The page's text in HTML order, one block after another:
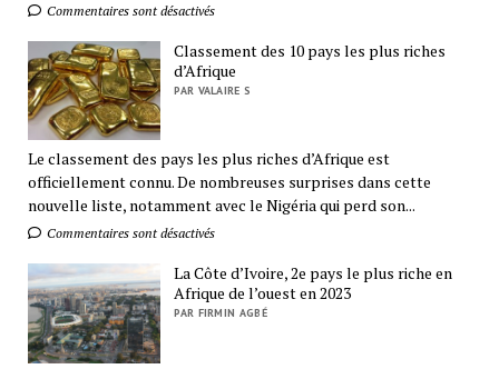
Commentaires sont désactivés
Classement des 10 pays les plus riches
d’Afrique
PAR VALAIRE S
Le classement des pays les plus riches d’Afrique est
officiellement connu. De nombreuses surprises dans cette
nouvelle liste, notamment avec le Nigéria qui perd son...
Commentaires sont désactivés
La Côte d’Ivoire, 2e pays le plus riche en
Afrique de l’ouest en 2023
PAR FIRMIN AGBÉ